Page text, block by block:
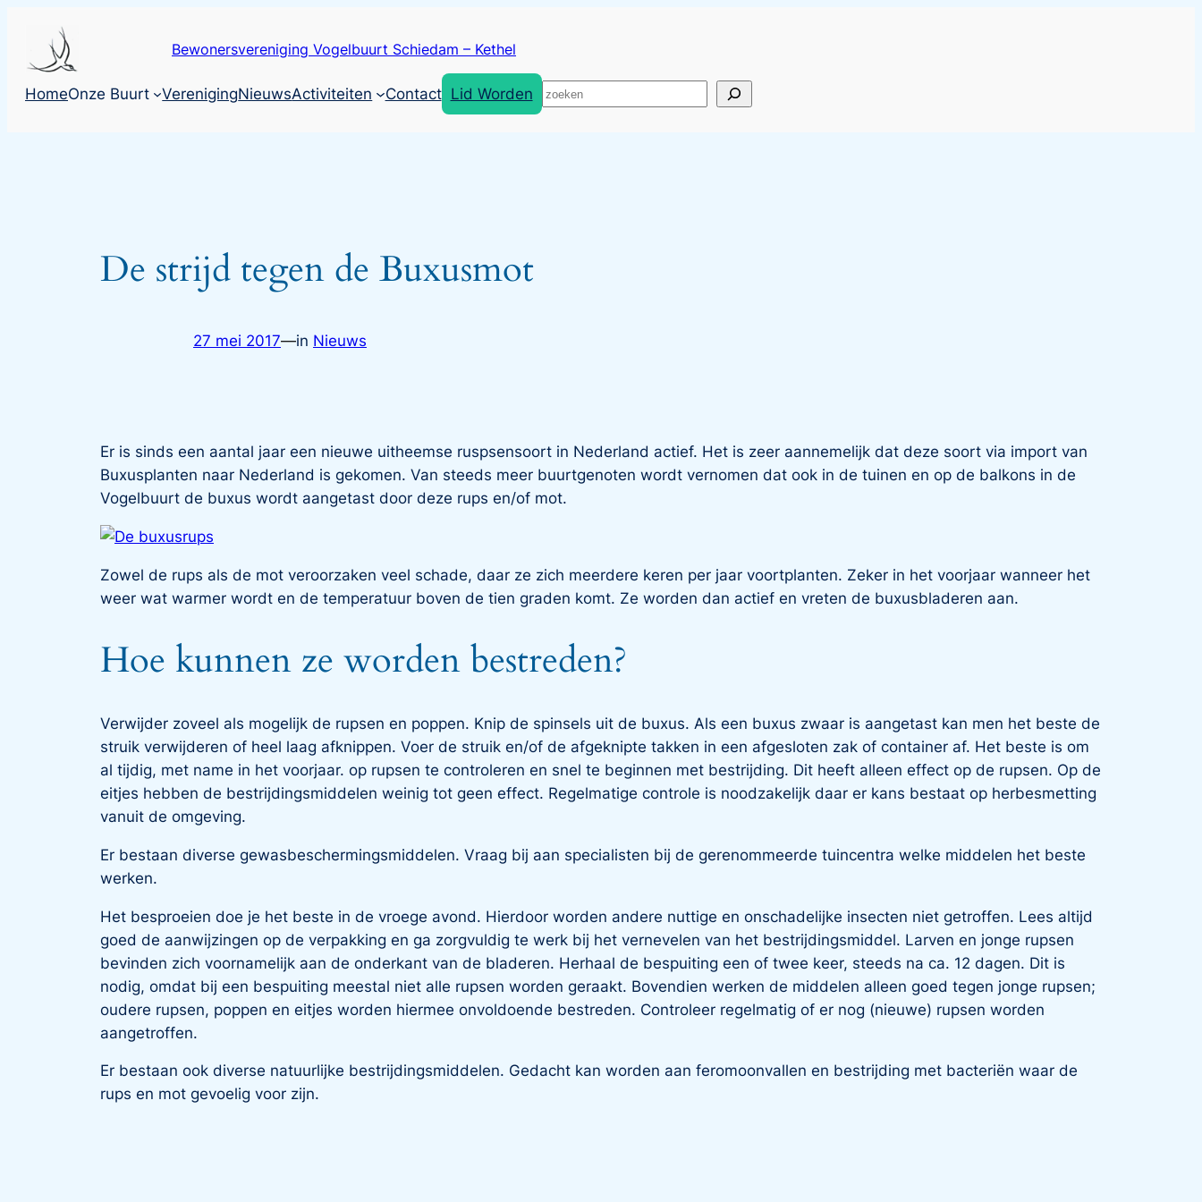
inhoud
Bewonersvereniging Vogelbuurt Schiedam – Kethel
HomeOnze Buurt VerenigingNieuwsActiviteiten Contact Lid Worden Zoeken
De strijd tegen de Buxusmot
27 mei 2017—in Nieuws
Er is sinds een aantal jaar een nieuwe uitheemse ruspsensoort in Nederland actief. Het is zeer aannemelijk dat deze soort via import van
Buxusplanten naar Nederland is gekomen. Van steeds meer buurtgenoten wordt vernomen dat ook in de tuinen en op de balkons in de
Vogelbuurt de buxus wordt aangetast door deze rups en/of mot.
Zowel de rups als de mot veroorzaken veel schade, daar ze zich meerdere keren per jaar voortplanten. Zeker in het voorjaar wanneer het
weer wat warmer wordt en de temperatuur boven de tien graden komt. Ze worden dan actief en vreten de buxusbladeren aan.
Hoe kunnen ze worden bestreden?
Verwijder zoveel als mogelijk de rupsen en poppen. Knip de spinsels uit de buxus. Als een buxus zwaar is aangetast kan men het beste de
struik verwijderen of heel laag afknippen. Voer de struik en/of de afgeknipte takken in een afgesloten zak of container af. Het beste is om
al tijdig, met name in het voorjaar. op rupsen te controleren en snel te beginnen met bestrijding. Dit heeft alleen effect op de rupsen. Op de
eitjes hebben de bestrijdingsmiddelen weinig tot geen effect. Regelmatige controle is noodzakelijk daar er kans bestaat op herbesmetting
vanuit de omgeving.
Er bestaan diverse gewasbeschermingsmiddelen. Vraag bij aan specialisten bij de gerenommeerde tuincentra welke middelen het beste
werken.
Het besproeien doe je het beste in de vroege avond. Hierdoor worden andere nuttige en onschadelijke insecten niet getroffen. Lees altijd
goed de aanwijzingen op de verpakking en ga zorgvuldig te werk bij het vernevelen van het bestrijdingsmiddel. Larven en jonge rupsen
bevinden zich voornamelijk aan de onderkant van de bladeren. Herhaal de bespuiting een of twee keer, steeds na ca. 12 dagen. Dit is
nodig, omdat bij een bespuiting meestal niet alle rupsen worden geraakt. Bovendien werken de middelen alleen goed tegen jonge rupsen;
oudere rupsen, poppen en eitjes worden hiermee onvoldoende bestreden. Controleer regelmatig of er nog (nieuwe) rupsen worden
aangetroffen.
Er bestaan ook diverse natuurlijke bestrijdingsmiddelen. Gedacht kan worden aan feromoonvallen en bestrijding met bacteriën waar de
rups en mot gevoelig voor zijn.